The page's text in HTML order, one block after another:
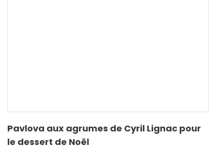
Pavlova aux agrumes de Cyril Lignac pour
le dessert de Noël